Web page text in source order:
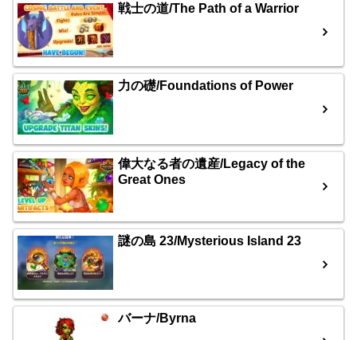
戦士の道/The Path of a Warrior
力の礎/Foundations of Power
偉大なる者の遺産/Legacy of the
Great Ones
謎の島 23/Mysterious Island 23
バーナ/Byrna